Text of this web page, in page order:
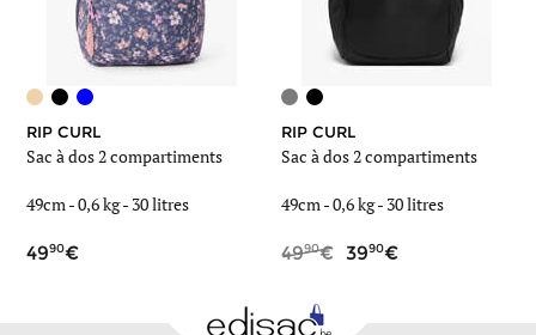
RIP CURL
Sac à dos 2 compartiments
49cm -0,6 kg- 30 litres
4990
RIP CURL
Sac à dos 2 compartiments
49cm -0,6 kg- 30 litres
4990 3990